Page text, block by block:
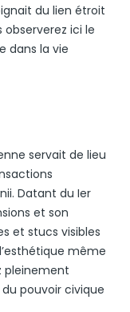
du lien étroit
ici le
dans la vie
servait de lieu
Datant du Ier
et son
et stucs visibles
même
pleinement
pouvoir civique